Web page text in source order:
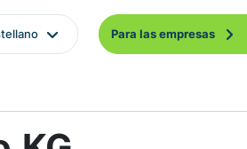
Para las empresas